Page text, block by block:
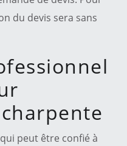
du devis sera sans
peut être confié à